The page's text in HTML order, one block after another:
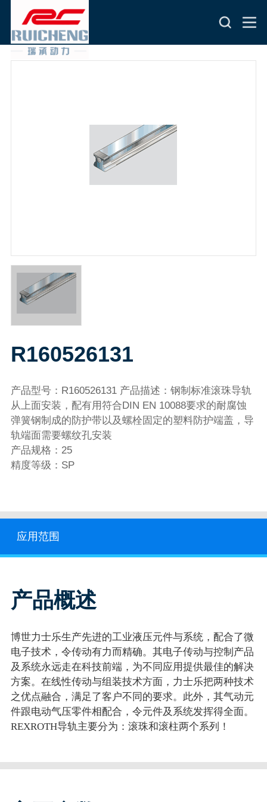
R160526131
产品型号：R160526131 产品描述：钢制标准滚珠导轨
从上面安装，配有用符合DIN EN 10088要求的耐腐蚀
弹簧钢制成的防护带以及螺栓固定的塑料防护端盖，导
轨端面需要螺纹孔安装
产品规格：25
精度等级：SP
应用范围
产品概述
博世力士乐生产先进的工业液压元件与系统，配合了微
电子技术，令传动有力而精确。其电子传动与控制产品
及系统永远走在科技前端，为不同应用提供最佳的解决
方案。在线性传动与组装技术方面，力士乐把两种技术
之优点融合，满足了客户不同的要求。此外，其气动元
件跟电动气压零件相配合，令元件及系统发挥得全面。
REXROTH导轨主要分为：滚珠和滚柱两个系列！